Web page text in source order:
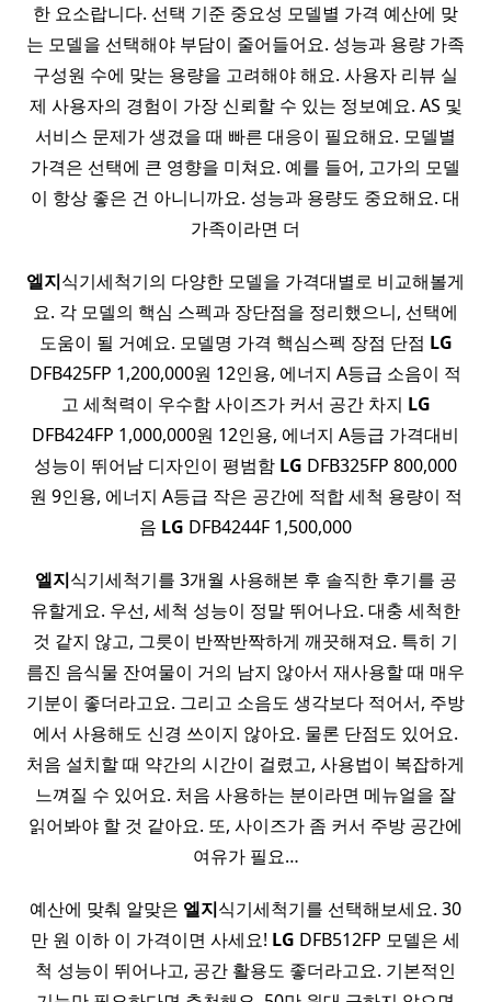
한 요소랍니다. 선택 기준 중요성 모델별 가격 예산에 맞
는 모델을 선택해야 부담이 줄어들어요. 성능과 용량 가족
구성원 수에 맞는 용량을 고려해야 해요. 사용자 리뷰 실
제 사용자의 경험이 가장 신뢰할 수 있는 정보예요. AS 및
서비스 문제가 생겼을 때 빠른 대응이 필요해요. 모델별
가격은 선택에 큰 영향을 미쳐요. 예를 들어, 고가의 모델
이 항상 좋은 건 아니니까요. 성능과 용량도 중요해요. 대
가족이라면 더
엘지식기세척기의 다양한 모델을 가격대별로 비교해볼게
요. 각 모델의 핵심 스펙과 장단점을 정리했으니, 선택에
도움이 될 거예요. 모델명 가격 핵심스펙 장점 단점 LG
DFB425FP 1,200,000원 12인용, 에너지 A등급 소음이 적
고 세척력이 우수함 사이즈가 커서 공간 차지 LG
DFB424FP 1,000,000원 12인용, 에너지 A등급 가격대비
성능이 뛰어남 디자인이 평범함 LG DFB325FP 800,000
원 9인용, 에너지 A등급 작은 공간에 적합 세척 용량이 적
음 LG DFB4244F 1,500,000
엘지식기세척기를 3개월 사용해본 후 솔직한 후기를 공
유할게요. 우선, 세척 성능이 정말 뛰어나요. 대충 세척한
것 같지 않고, 그릇이 반짝반짝하게 깨끗해져요. 특히 기
름진 음식물 잔여물이 거의 남지 않아서 재사용할 때 매우
기분이 좋더라고요. 그리고 소음도 생각보다 적어서, 주방
에서 사용해도 신경 쓰이지 않아요. 물론 단점도 있어요.
처음 설치할 때 약간의 시간이 걸렸고, 사용법이 복잡하게
느껴질 수 있어요. 처음 사용하는 분이라면 메뉴얼을 잘
읽어봐야 할 것 같아요. 또, 사이즈가 좀 커서 주방 공간에
여유가 필요…
예산에 맞춰 알맞은 엘지식기세척기를 선택해보세요. 30
만 원 이하 이 가격이면 사세요! LG DFB512FP 모델은 세
척 성능이 뛰어나고, 공간 활용도 좋더라고요. 기본적인